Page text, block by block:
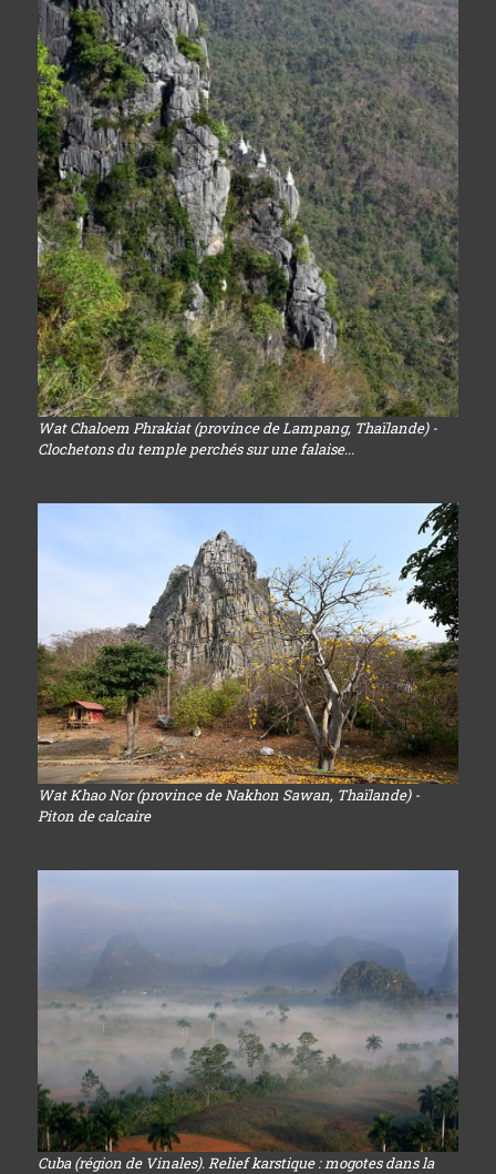
Wat Chaloem Phrakiat (province de Lampang, Thaïlande) -
Clochetons du temple perchés sur une falaise...
Wat Khao Nor (province de Nakhon Sawan, Thaïlande) -
Piton de calcaire
Cuba (région de Vinales). Relief karstique : mogotes dans la